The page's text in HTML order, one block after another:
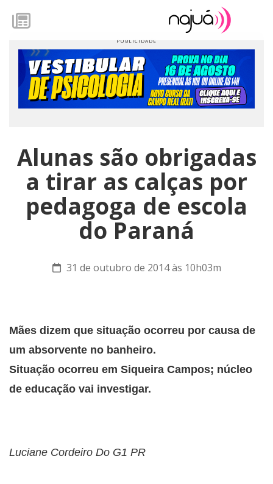
Alunas são obrigadas
a tirar as calças por
pedagoga de escola
do Paraná
31 de outubro de 2014 às 10h03m
Mães dizem que situação ocorreu por causa de
um absorvente no banheiro.
Situação ocorreu em Siqueira Campos; núcleo
de educação vai investigar.
Luciane Cordeiro Do G1 PR